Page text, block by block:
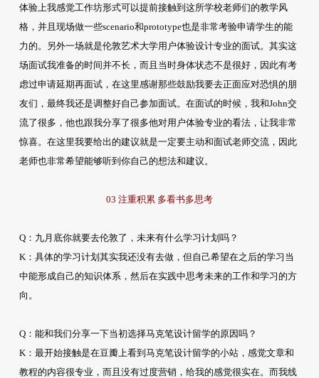
体验上我感觉工作坊形式可以提前接触到这所学校老师们的教学风
格，并且现场做一些scenario和prototype也是非常考验申请学生的能
力的。另外一场就是伦敦艺术大学用户体验设计专业的面试。其实这
场面试我准备的时间并不长，而且当时身体状态不是很好，因此有考
虑过申请延期再面试，在这里感谢那些鼓励我要去正面应对恐惧的朋
友们，最终我还是调整好自己参加面试。在面试的时候，我和John交
流了很多，他也跟我分享了很多他对用户体验专业的看法，让我非常
惊喜。在这里我要给出的建议就是一定要主动和面试老师交流，因此
老师也非常希望能够听到你自己的想法和建议。
03 注重积累 多看书多思考
Q：九月底你就要去伦敦了，未来有什么学习计划吗？
K：具体的学习计划其实我还没有去做，但自己希望在之后的学习当
中能形成自己的知识体系，然后在实践中思考未来的工作和学习的方
向。
Q：能和我们分享一下当初选择马克笔设计留学的原因吗？
K：最开始接触是在豆瓣上看到马克笔设计留学的小站，感觉文章和
教程的内容很专业，而且没有过度营销，给我的感觉很实在。而我线